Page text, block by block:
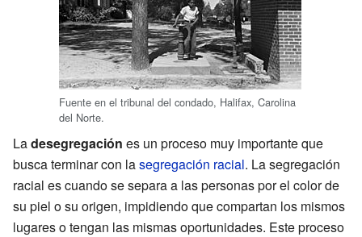
Fuente en el tribunal del condado, Halifax, Carolina
del Norte.
Ladesegregación es un proceso muy importante que
busca terminar con lasegregación racial. La segregación
racial es cuando se separa a las personas por el color de
su piel o su origen, impidiendo que compartan los mismos
lugares o tengan las mismas oportunidades. Este proceso